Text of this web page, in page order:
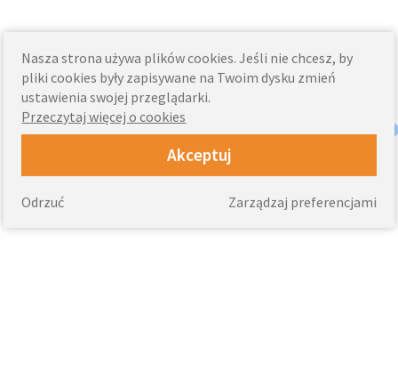
Nasza strona używa plików cookies. Jeśli nie chcesz, by
pliki cookies były zapisywane na Twoim dysku zmień
ustawienia swojej przeglądarki.
Przeczytaj więcej o cookies
Akceptuj
Zarządzaj preferencjami
Odrzuć